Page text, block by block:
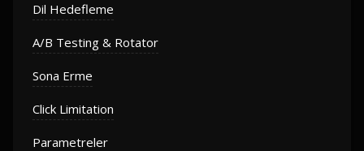
Dil Hedefleme
A/B Testing & Rotator
Sona Erme
Click Limitation
Parametreler